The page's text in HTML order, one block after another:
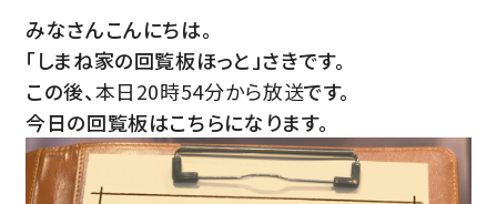
みなさんこんにちは。
「しまね家の回覧板ほっと」さきです。
この後、本日20時54分から放送です。
今日の回覧板はこちらになります。